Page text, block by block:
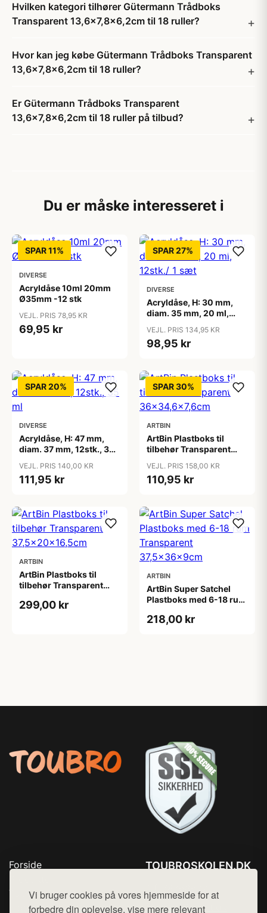
Vi bruger cookies på vores hjemmeside for at
forbedre din oplevelse, vise mere relevant
Hvilken kategori tilhører Gütermann Trådboks
Transparent 13,6x7,8x6,2cm til 18 ruller?
Hvor kan jeg købe Gütermann Trådboks Transparent
13,6x7,8x6,2cm til 18 ruller?
Er Gütermann Trådboks Transparent
13,6x7,8x6,2cm til 18 ruller på tilbud?
Du er måske interesseret i
SPAR 11%
DIVERSE
Acryldåse 10ml 20mm
Ø35mm -12 stk
VEJL. PRIS 78,95 KR
69,95 kr
SPAR 27%
DIVERSE
Acryldåse, H: 30 mm,
diam. 35 mm, 20 ml,
VEJL. PRIS 134,95 KR
98,95 kr
SPAR 20%
DIVERSE
Acryldåse, H: 47 mm,
diam. 37 mm, 12stk., 35
VEJL. PRIS 140,00 KR
111,95 kr
SPAR 30%
ARTBIN
ArtBin Plastboks til
tilbehør Transparent
VEJL. PRIS 158,00 KR
110,95 kr
ARTBIN
ArtBin Plastboks til
tilbehør Transparent
299,00 kr
ARTBIN
ArtBin Super Satchel
Plastboks med 6-18 rum
37,5x36x9cm
218,00 kr
Forside
Top Rabatter
Blog
TOUBROSKOLEN.DK
Mail: hej@want.dk